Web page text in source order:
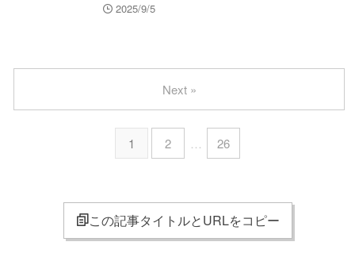
2025/9/5
1 2 … 26
Next »
この記事タイトルとURLをコピー